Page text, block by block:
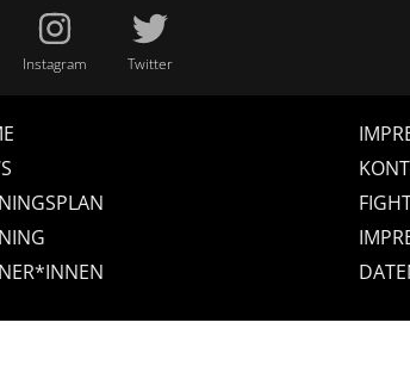
Instagram Twitter